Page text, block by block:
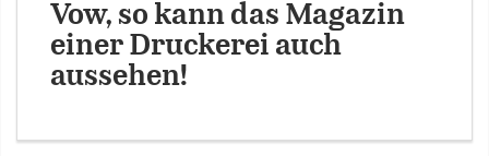
Vow, so kann das Magazin
einer Druckerei auch
aussehen!